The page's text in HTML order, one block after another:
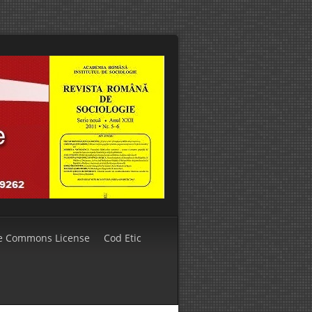
Commons License Cod Etic